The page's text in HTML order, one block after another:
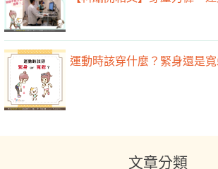
瘦知識 (199)